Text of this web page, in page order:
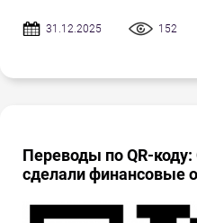
31.12.2025 152
Переводы по QR-
сделали финансовые